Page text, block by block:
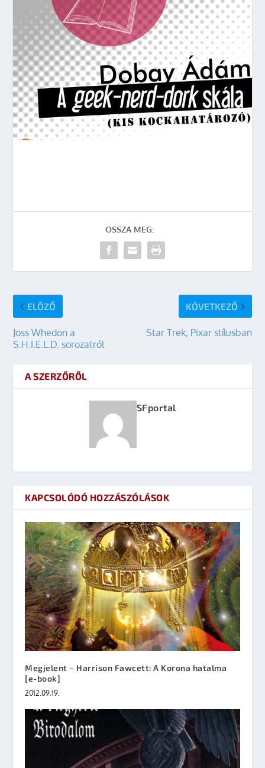
OSSZA MEG:
ELŐZŐ
Joss Whedon a
S.H.I.E.L.D. sorozatról
KÖVETKEZŐ
Star Trek, Pixar stílusban
A SZERZŐRŐL
SFportal
KAPCSOLÓDÓ HOZZÁSZÓLÁSOK
Megjelent – Harrison Fawcett: A Korona hatalma
[e-book]
2012.09.19.